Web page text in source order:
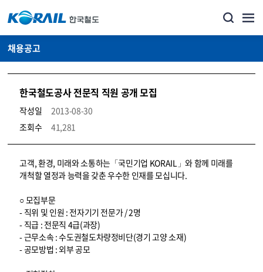
채용공고
한국철도공사 전문직 직원 공개 모집
작성일
2013-08-30
조회수
41,281
코레일소개_경영공시_채용공고 상세보기 – 내용, 파일, 담당자 연락처로 구성
고객, 환경, 미래와 소통하는「국민기업 KORAIL」와 함께 미래를
개척할 열정과 능력을 갖춘 우수한 인재를 모십니다.
○ 모집부문
- 직위 및 인원 : 전자기기 전문가 / 2명
- 직급 : 전문직 4급(과장)
- 근무소속 : 수도권철도차량정비단(경기 고양 소재)
- 공모방법 : 외부 공모